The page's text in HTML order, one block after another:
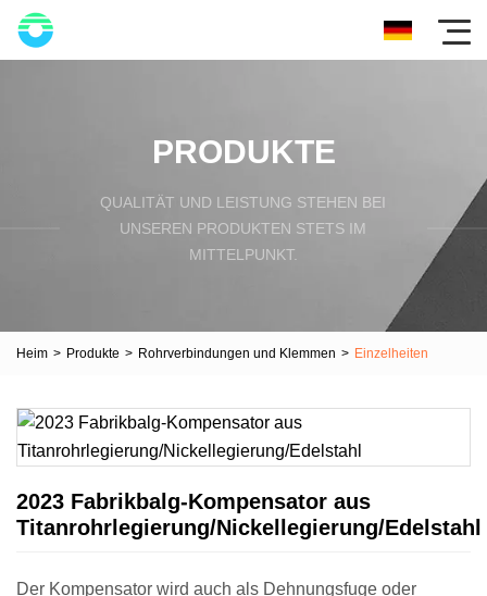
PRODUKTE
QUALITÄT UND LEISTUNG STEHEN BEI
UNSEREN PRODUKTEN STETS IM
MITTELPUNKT.
Heim > Produkte > Rohrverbindungen und Klemmen > Einzelheiten
2023 Fabrikbalg-Kompensator aus
Titanrohrlegierung/Nickellegierung/Edelstahl
Der Kompensator wird auch als Dehnungsfuge oder